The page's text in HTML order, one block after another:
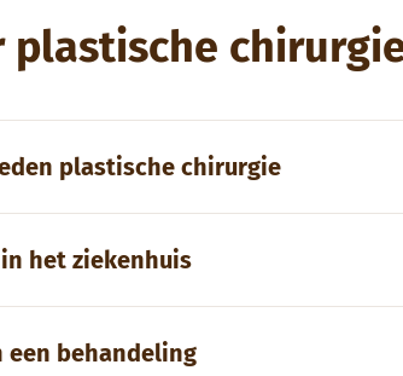
plastische
plastische chirurgie
het ziekenhuis
een behandeling